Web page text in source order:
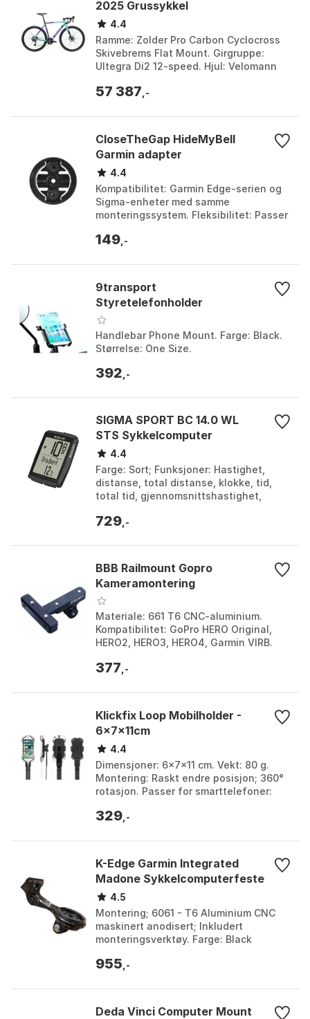
2025 Grussykkel
4.4
Ramme: Zolder Pro Carbon Cyclocross
Skivebrems Flat Mount. Girgruppe:
Ultegra Di2 12-speed. Hjul: Velomann
Dekk: Vittoria ...
57 387 ,-
CloseTheGap HideMyBell
Garmin adapter
4.4
Kompatibilitet: Garmin Edge-serien og
Sigma-enheter med samme
monteringssystem. Fleksibilitet: Passer
regular2, insider2/insider2+, raceday-
sykkelcomputeren sitter solid under
ujevne forhold. Farge: Svart.
149 ,-
9transport
Styretelefonholder
Handlebar Phone Mount. Farge: Black.
Størrelse: One Size.
392 ,-
SIGMA SPORT BC 14.0 WL
STS Sykkelcomputer
4.4
Farge: Sort; Funksjoner: Hastighet,
distanse, total distanse, klokke, tid,
total tid, gjennomsnittshastighet,
temperatur, max ha...
729 ,-
BBB Railmount Gopro
Kameramontering
Materiale: 661 T6 CNC-aluminium.
Kompatibilitet: GoPro HERO Original,
HERO2, HERO3, HERO4, Garmin VIRB.
lettbrukt for sadelskinner...
377 ,-
Klickfix Loop Mobilholder -
6x7x11cm
4.4
Dimensjoner: 6x7x11 cm. Vekt: 80 g.
Montering: Raskt endre posisjon; 360°
rotasjon. Passer for smarttelefoner:
One Size....
329 ,-
K-Edge Garmin Integrated
Madone Sykkelcomputerfeste
4.5
Montering; 6061 - T6 Aluminium CNC
maskinert anodisert; Inkludert
monteringsverktøy. Farge: Black
955 ,-
Deda Vinci Computer Mount